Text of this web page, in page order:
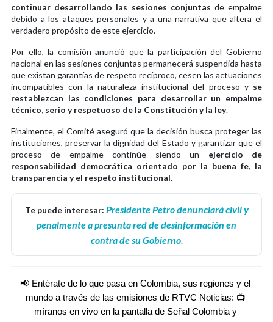
continuar desarrollando las sesiones conjuntas de empalme
debido a los ataques personales y a una narrativa que altera el
verdadero propósito de este ejercicio.
Por ello, la comisión anunció que la participación del Gobierno
nacional en las sesiones conjuntas permanecerá suspendida hasta
que existan garantías de respeto recíproco, cesen las actuaciones
incompatibles con la naturaleza institucional del proceso y se
restablezcan las condiciones para desarrollar un empalme
técnico, serio y respetuoso de la Constitución y la ley.
Finalmente, el Comité aseguró que la decisión busca proteger las
instituciones, preservar la dignidad del Estado y garantizar que el
proceso de empalme continúe siendo un ejercicio de
responsabilidad democrática orientado por la buena fe, la
transparencia y el respeto institucional.
Te puede interesar: Presidente Petro denunciará civil y
penalmente a presunta red de desinformación en
contra de su Gobierno.
📢 Entérate de lo que pasa en Colombia, sus regiones y el
mundo a través de las emisiones de RTVC Noticias: 📺
míranos en vivo en la pantalla de Señal Colombia y